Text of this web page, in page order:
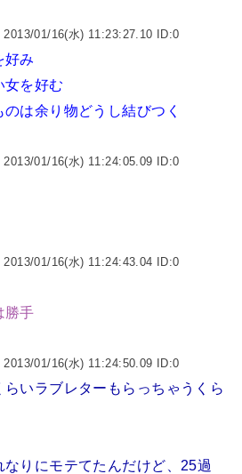
2013/01/16(水) 11:23:27.10 ID:0
好み
女を好む
は余り物どうし結びつく
2013/01/16(水) 11:24:05.09 ID:0
2013/01/16(水) 11:24:43.04 ID:0
勝手
2013/01/16(水) 11:24:50.09 ID:0
いラブレターもらっちゃうくら
りにモテてたんだけど、25過